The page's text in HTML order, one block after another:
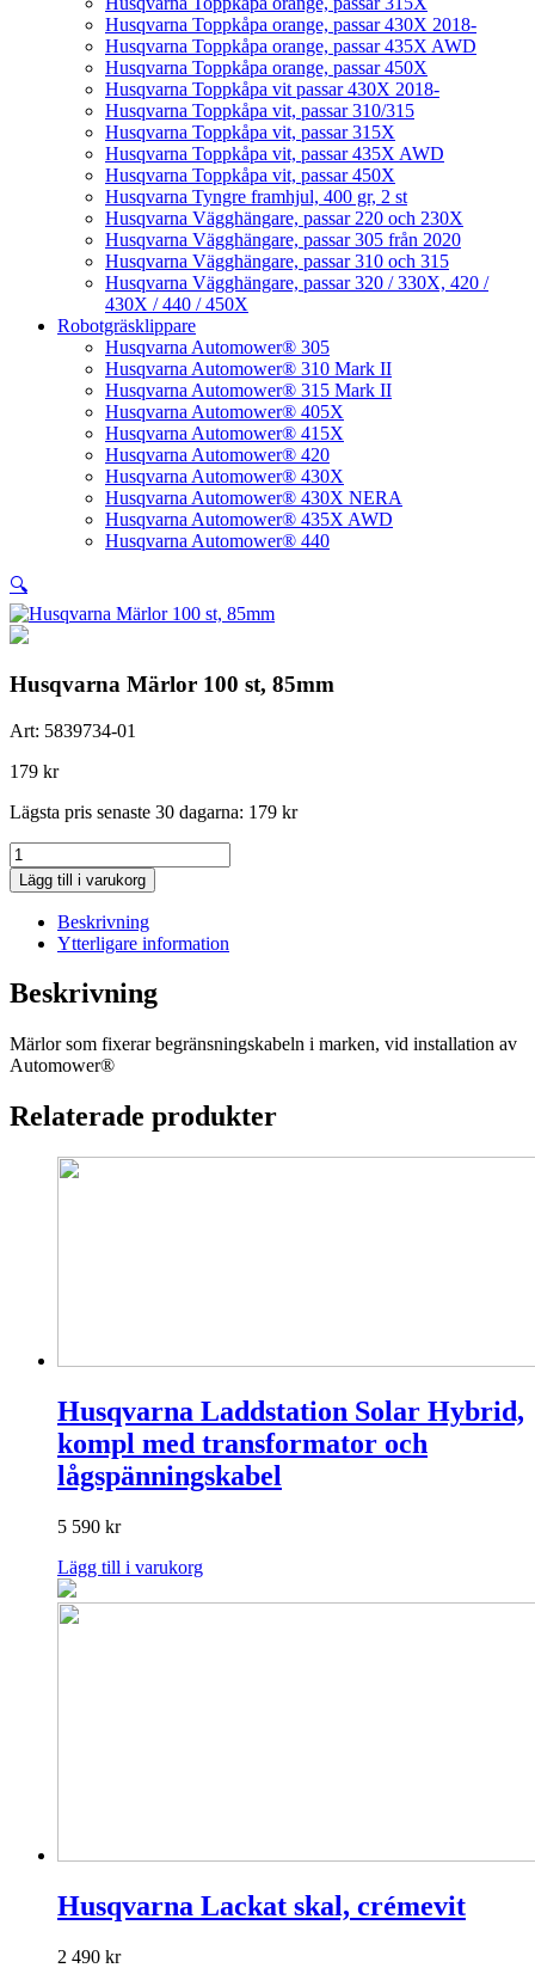
Husqvarna Toppkåpa orange, passar 430X 2018-
Husqvarna Toppkåpa orange, passar 435X AWD
Husqvarna Toppkåpa orange, passar 450X
Husqvarna Toppkåpa vit passar 430X 2018-
Husqvarna Toppkåpa vit, passar 310/315
Husqvarna Toppkåpa vit, passar 315X
Husqvarna Toppkåpa vit, passar 435X AWD
Husqvarna Toppkåpa vit, passar 450X
Husqvarna Tyngre framhjul, 400 gr, 2 st
Husqvarna Vägghängare, passar 220 och 230X
Husqvarna Vägghängare, passar 305 från 2020
Husqvarna Vägghängare, passar 310 och 315
Husqvarna Vägghängare, passar 320 / 330X, 420 /
430X / 440 / 450X
Robotgräsklippare
Husqvarna Automower® 305
Husqvarna Automower® 310 Mark II
Husqvarna Automower® 315 Mark II
Husqvarna Automower® 405X
Husqvarna Automower® 415X
Husqvarna Automower® 420
Husqvarna Automower® 430X
Husqvarna Automower® 430X NERA
Husqvarna Automower® 435X AWD
Husqvarna Automower® 440
🔍
Husqvarna Märlor 100 st, 85mm
Art: 5839734-01
179 kr
Lägsta pris senaste 30 dagarna: 179 kr
Husqvarna
Märlor
100
85mm
mängd
Lägg till i varukorg
Beskrivning
Ytterligare information
Beskrivning
Märlor som fixerar begränsningskabeln i marken, vid installation av
Automower®
Relaterade produkter
Husqvarna Laddstation Solar Hybrid,
kompl med transformator och
lågspänningskabel
5 590 kr
Lägg till i varukorg
Husqvarna Lackat skal, crémevit
2 490 kr